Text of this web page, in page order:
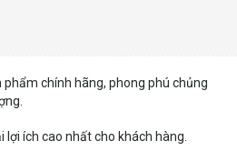
phẩm chính hãng, phong phú chủng
lợi ích cao nhất cho khách hàng.